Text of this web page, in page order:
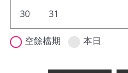
基
場
30 31
空餘檔期 本日